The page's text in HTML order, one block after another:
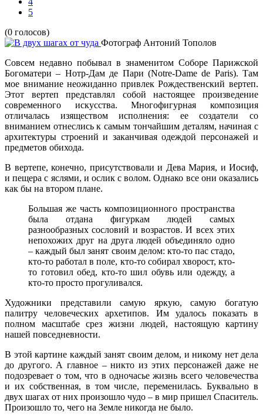
5
(0 голосов)
Фотограф Антоний Тополов
Совсем недавно побывал в знаменитом Соборе Парижской
Богоматери – Нотр-Дам де Пари (Notre-Dame de Paris). Там
мое внимание неожиданно привлек Рождественский вертеп.
Этот вертеп представлял собой настоящее произведение
современного искусства. Многофигурная композиция
отличалась изяществом исполнения: ее создатели со
вниманием отнеслись к самым тончайшим деталям, начиная с
архитектуры строений и заканчивая одеждой персонажей и
предметов обихода.
В вертепе, конечно, присутствовали и Дева Мария, и Иосиф,
и пещера с яслями, и ослик с волом. Однако все они оказались
как бы на втором плане.
Большая же часть композиционного пространства
была отдана фигуркам людей самых
разнообразных сословий и возрастов. И всех этих
непохожих друг на друга людей объединяло одно
– каждый был занят своим делом: кто-то пас стадо,
кто-то работал в поле, кто-то собирал хворост, кто-
то готовил обед, кто-то шил обувь или одежду, а
кто-то просто прогуливался.
Художники представили самую яркую, самую богатую
палитру человеческих архетипов. Им удалось показать в
полном масштабе срез жизни людей, настоящую картину
нашей повседневности.
В этой картине каждый занят своим делом, и никому нет дела
до другого. А главное – никто из этих персонажей даже не
подозревает о том, что в одночасье жизнь всего человечества
и их собственная, в том числе, переменилась. Буквально в
двух шагах от них произошло чудо – в мир пришел Спаситель.
Произошло то, чего на Земле никогда не было.